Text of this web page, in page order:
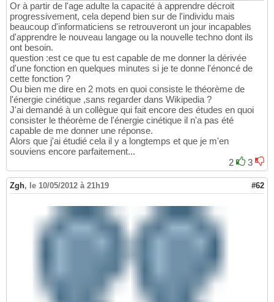
Or à partir de l'age adulte la capacité à apprendre décroit
progressivement, cela depend bien sur de l'individu mais
beaucoup d'informaticiens se retrouveront un jour incapables
d'apprendre le nouveau langage ou la nouvelle techno dont ils
ont besoin.
question :est ce que tu est capable de me donner la dérivée
d'une fonction en quelques minutes si je te donne l'énoncé de
cette fonction ?
Ou bien me dire en 2 mots en quoi consiste le théorème de
l'énergie cinétique ,sans regarder dans Wikipedia ?
J'ai demandé à un collègue qui fait encore des études en quoi
consister le théorème de l'énergie cinétique il n'a pas été
capable de me donner une réponse.
Alors que j'ai étudié cela il y a longtemps et que je m'en
souviens encore parfaitement...
2
3
Zgh, le 10/05/2012 à 21h19 #62